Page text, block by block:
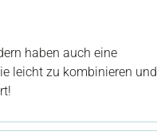
haben auch eine
leicht zu kombinieren und